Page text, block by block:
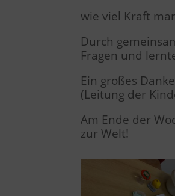
wie viel Kraft
Durch
Fragen und
Ein großes
(Leitung der
Am Ende der
zur Welt!